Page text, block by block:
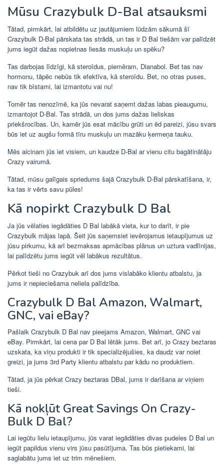
Mūsu Crazybulk D-Bal atsauksmi
Tātad, pirmkārt, lai atbildētu uz jautājumiem lūdzām sākumā šī
Crazybulk D-Bal pārskata tas strādā, un tas ir D Bal tiešām var palīdzēt
jums iegūt dažas nopietnas liesās muskuļu un spēku?
Tas darbojas līdzīgi, kā steroīdus, piemēram, Dianabol. Bet tas nav
hormonu, tāpēc nebūs tik efektīva, kā steroīdu. Bet, no otras puses,
nav tik bīstami, lai izmantotu vai nu!
Tomēr tas nenozīmē, ka jūs nevarat saņemt dažas labas pieaugumu,
izmantojot D-Bal. Tas strādā, un dos jums dažas lieliskas
priekšrocības. Un, kamēr jūs esat mācību grūti un ēd pareizi, jūsu svars
būs iet uz augšu formā tīru muskuļu un mazāku ķermeņa tauku.
Mēs aicinam jūs iet visiem, un kaudze D-Bal ar vienu citu bagātinātāju
Crazy vairumā.
Tātad, mūsu galīgais spriedums šajā Crazybulk D-Bal pārskatīšana, ir,
ka tas ir vērts savu pūles!
Kā nopirkt Crazybulk D Bal
Ja jūs vēlaties iegādāties D Bal labākā vieta, kur to darīt, ir pie
Crazybulk mājas lapā. Šeit jūs saņemsiet ievērojamus ietaupījumus uz
jūsu pirkumu, kā arī bezmaksas apmācības plānus un uztura vadlīnijas,
lai palīdzētu jums iegūt vēl labākus rezultātus.
Pērkot tieši no Crazybuk arī dos jums vislabāko klientu atbalstu, ja
jums ir nepieciešama neliela palīdzība.
Crazybulk D Bal Amazon, Walmart,
GNC, vai eBay?
Pašlaik Crazybulk D Bal nav pieejams Amazon, Walmart, GNC vai
eBay. Pirmkārt, lai cena par D Bal lētāk jums. Bet arī, jo Crazy beztaras
uzskata, ka viņu produkti ir tik specializējušies, ka daudz var noiet
greizi, ja jums 3rd Party klientu atbalstu par kādu no produktiem.
Tātad, ja jūs pērkat Crazy beztaras DBal, jums ir darīšana ar viņiem
tieši.
Kā nokļūt Great Savings On Crazy-
Bulk D Bal?
Lai iegūtu lielu ietaupījumu, jūs varat iegādāties divas pudeles D Bal un
iegūt papildus vienu virs jūsu pasūtījuma. Tas būs pietiekami, lai
saglabātu jums iet uz trim mēnešiem.